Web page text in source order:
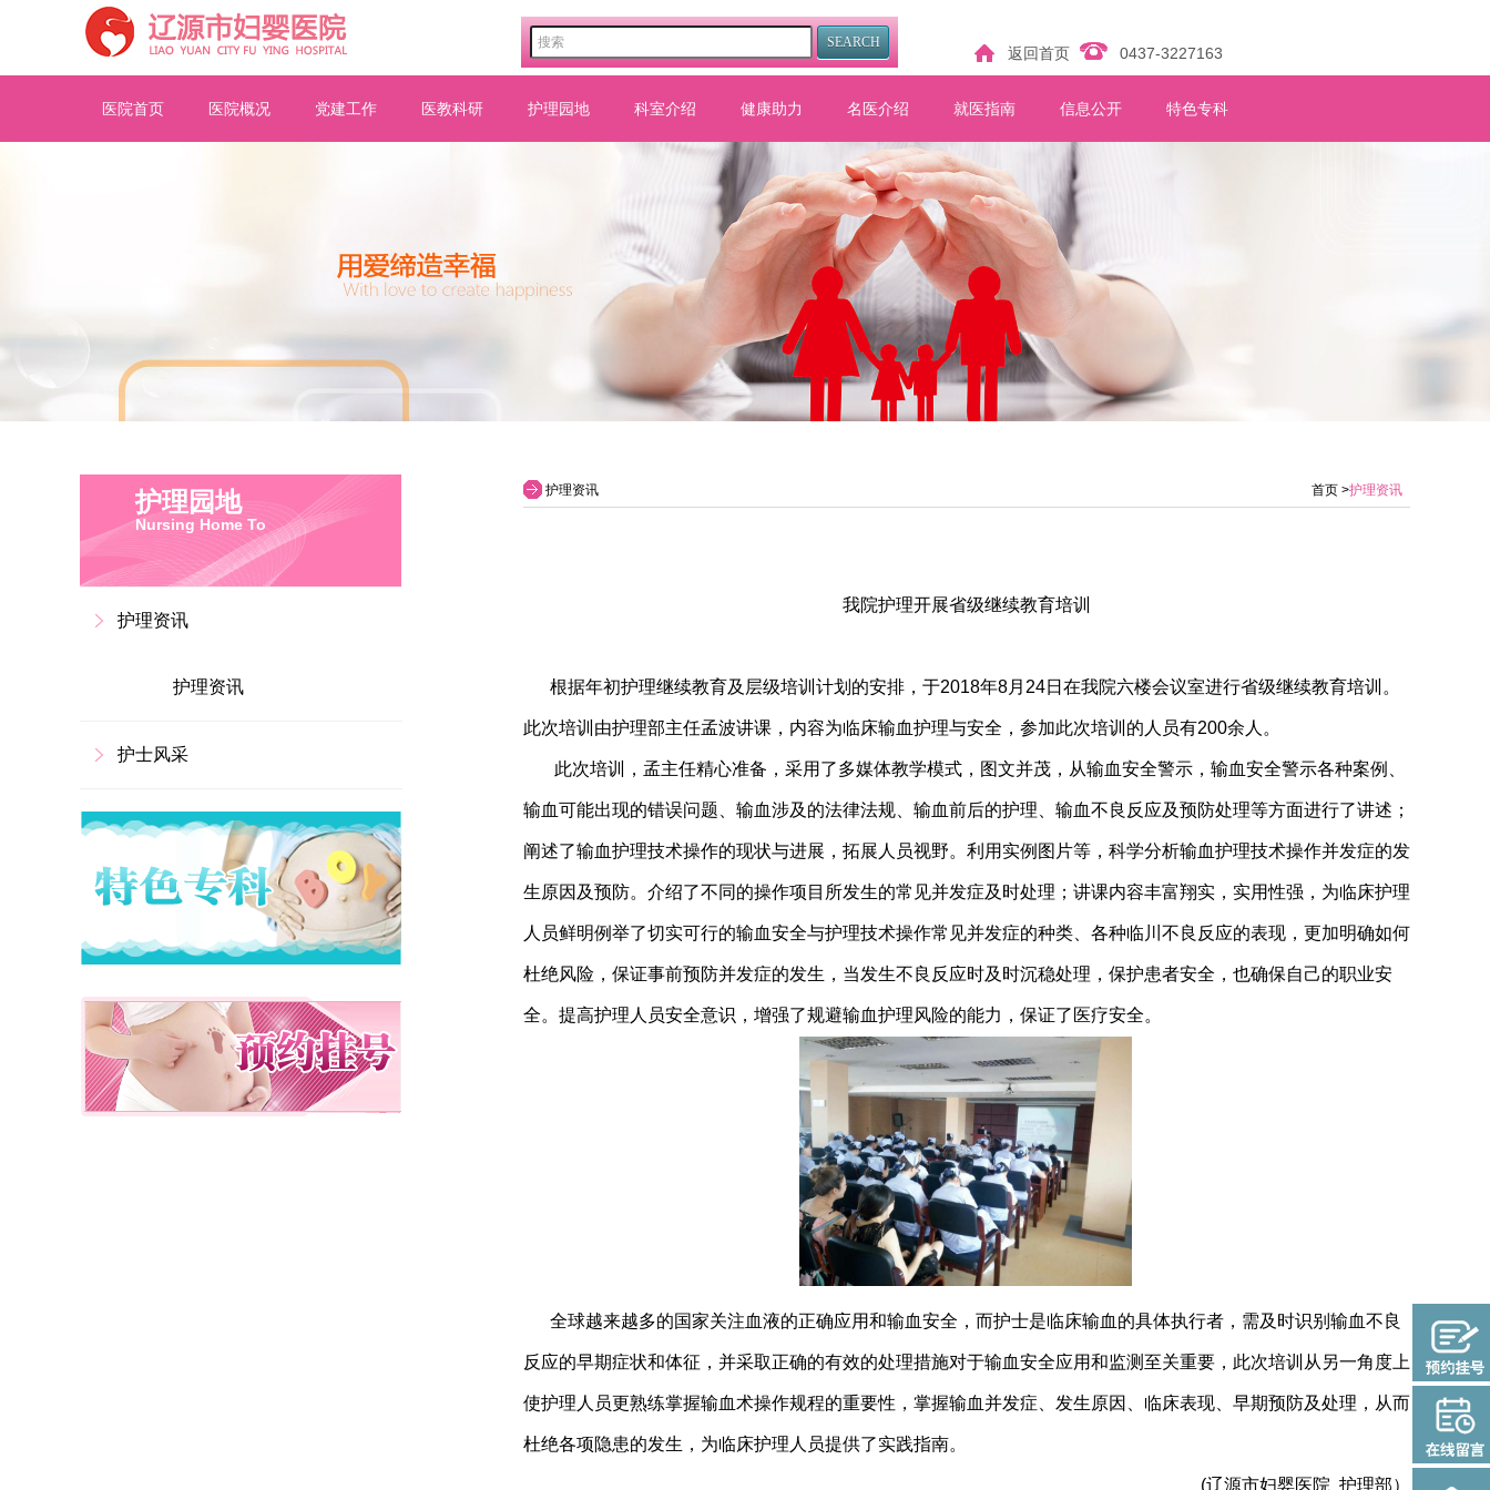
返回首页 0437-3227163
医院首页 医院概况 党建工作 医教科研 护理园地 科室介绍 健康助力 名医介绍 就医指南 信息公开 特色专科
护理园地
Nursing Home To
护理资讯
护理资讯
护士风采
护理资讯 首页 >护理资讯
我院护理开展省级继续教育培训
根据年初护理继续教育及层级培训计划的安排，于2018年8月24日在我院六楼会议室进行省级继续教育培训。
此次培训由护理部主任孟波讲课，内容为临床输血护理与安全，参加此次培训的人员有200余人。
此次培训，孟主任精心准备，采用了多媒体教学模式，图文并茂，从输血安全警示，输血安全警示各种案例、
输血可能出现的错误问题、输血涉及的法律法规、输血前后的护理、输血不良反应及预防处理等方面进行了讲述；
阐述了输血护理技术操作的现状与进展，拓展人员视野。利用实例图片等，科学分析输血护理技术操作并发症的发
生原因及预防。介绍了不同的操作项目所发生的常见并发症及时处理；讲课内容丰富翔实，实用性强，为临床护理
人员鲜明例举了切实可行的输血安全与护理技术操作常见并发症的种类、各种临川不良反应的表现，更加明确如何
杜绝风险，保证事前预防并发症的发生，当发生不良反应时及时沉稳处理，保护患者安全，也确保自己的职业安
全。提高护理人员安全意识，增强了规避输血护理风险的能力，保证了医疗安全。
全球越来越多的国家关注血液的正确应用和输血安全，而护士是临床输血的具体执行者，需及时识别输血不良
反应的早期症状和体征，并采取正确的有效的处理措施对于输血安全应用和监测至关重要，此次培训从另一角度上
使护理人员更熟练掌握输血术操作规程的重要性，掌握输血并发症、发生原因、临床表现、早期预防及处理，从而
杜绝各项隐患的发生，为临床护理人员提供了实践指南。
(辽源市妇婴医院 护理部）